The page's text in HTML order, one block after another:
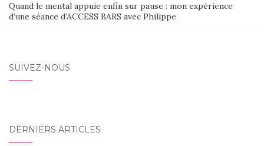
Quand le mental appuie enfin sur pause : mon expérience
d’une séance d’ACCESS BARS avec Philippe
SUIVEZ-NOUS
DERNIERS ARTICLES